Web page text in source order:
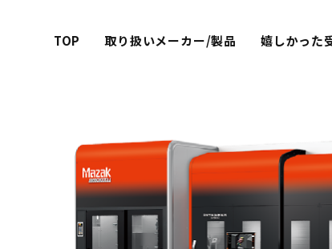
TOP 取り扱いメーカー/製品 嬉しかった